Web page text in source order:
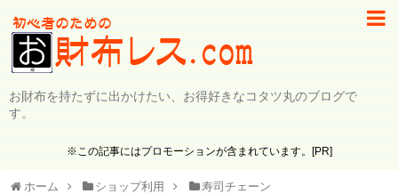
お財布を持たずに出かけたい、お得好きなコタツ丸のブログで
す。
※この記事にはプロモーションが含まれています。[PR]
ホーム ショップ利用 寿司チェーン